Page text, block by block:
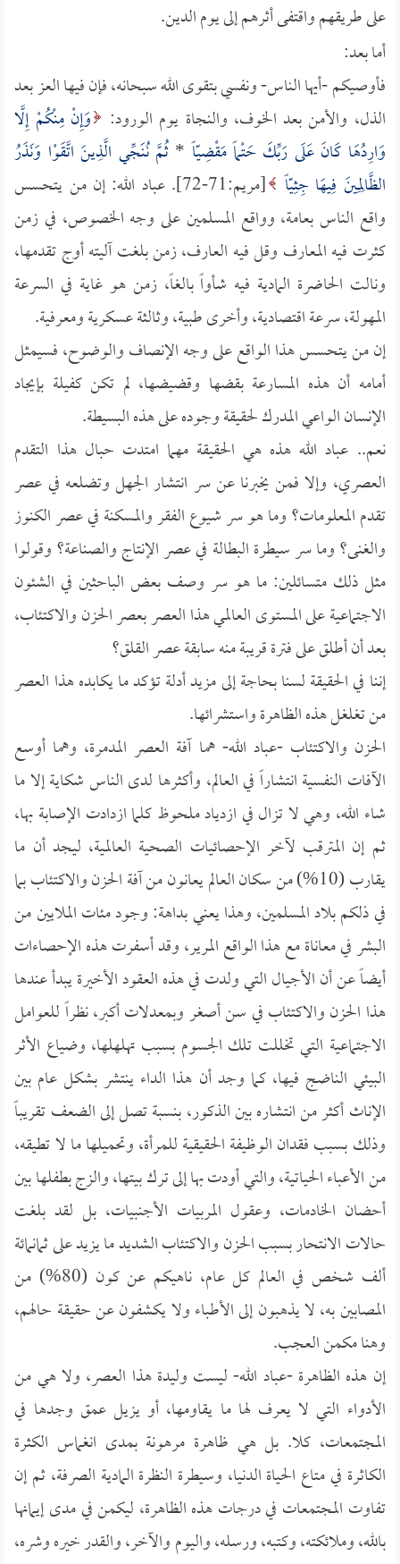
على طريقهم واقتفى أثرهم إلى يوم الدين.
أما بعد:
فأوصيكم -أيها الناس- ونفسي بتقوى الله سبحانه، فإن فيها العز بعد
الذل، والأمن بعد الخوف، والنجاة يوم الورود: وَإِنْ مِنْكُمْ إِلَّا
وَارِدُهَا كَانَ عَلَى رَبِّكَ حَتْماً مَقْضِيّاً*ثُمَّ نُنَجِّي الَّذِينَ اتَّقَوْا وَنَذَرُ
الظَّالِمِينَ فِيهَا جِثِيّاً
[مريم:71-72]. عباد الله: إن من يتحسس
واقع الناس بعامة، وواقع المسلمين على وجه الخصوص، في زمن
كثرت فيه المعارف وقل فيه العارف، زمن بلغت آليته أوج تقدمها،
ونالت الحاضرة المادية فيه شأواً بالغاً، زمن هو غاية في السرعة
المهولة، سرعة اقتصادية، وأخرى طبية، وثالثة عسكرية ومعرفية.
إن من يتحسس هذا الواقع على وجه الإنصاف والوضوح، فسيمثل
أمامه أن هذه المسارعة بقضها وقضيضها، لم تكن كفيلة بإيجاد
الإنسان الواعي المدرك لحقيقة وجوده على هذه البسيطة.
نعم.. عباد الله هذه هي الحقيقة مهما امتدت حبال هذا التقدم
العصري، وإلا فمن يخبرنا عن سر انتشار الجهل وتضلعه في عصر
تقدم المعلومات؟ وما هو سر شيوع الفقر والمسكنة في عصر الكنوز
والغنى؟ وما سر سيطرة البطالة في عصر الإنتاج والصناعة؟ وقولوا
مثل ذلك متسائلين: ما هو سر وصف بعض الباحثين في الشئون
الاجتماعية على المستوى العالمي هذا العصر بعصر الحزن والاكتئاب،
بعد أن أطلق على فترة قريبة منه سابقة عصر القلق؟
إننا في الحقيقة لسنا بحاجة إلى مزيد أدلة تؤكد ما يكابده هذا العصر
من تغلغل هذه الظاهرة واستشرائها.
الحزن والاكتئاب -عباد الله- هما آفة العصر المدمرة، وهما أوسع
الآفات النفسية انتشاراً في العالم، وأكثرها لدى الناس شكاية إلا ما
شاء الله، وهي لا تزال في ازدياد ملحوظ كلما ازدادت الإصابة بها،
ثم إن المترقب لآخر الإحصائيات الصحية العالمية، ليجد أن ما
يقارب (10%) من سكان العالم يعانون من آفة الحزن والاكتئاب بما
في ذلكم بلاد المسلمين، وهذا يعني بداهة: وجود مئات الملايين من
البشر في معاناة مع هذا الواقع المرير، وقد أسفرت هذه الإحصاءات
أيضاً عن أن الأجيال التي ولدت في هذه العقود الأخيرة يبدأ عندها
هذا الحزن والاكتئاب في سن أصغر وبمعدلات أكبر، نظراً للعوامل
الاجتماعية التي تخللت تلك الجسوم بسبب تهلهلها، وضياع الأثر
البيئي الناضج فيها، كما وجد أن هذا الداء ينتشر بشكل عام بين
الإناث أكثر من انتشاره بين الذكور، بنسبة تصل إلى الضعف تقريباً
وذلك بسبب فقدان الوظيفة الحقيقية للمرأة، وتحميلها ما لا تطيقه،
من الأعباء الحياتية، والتي أودت بها إلى ترك بيتها، والزج بطفلها بين
أحضان الخادمات، وعقول المربيات الأجنبيات، بل لقد بلغت
حالات الانتحار بسبب الحزن والاكتئاب الشديد ما يزيد على ثمانمائة
ألف شخص في العالم كل عام، ناهيكم عن كون (80%) من
المصابين به، لا يذهبون إلى الأطباء ولا يكشفون عن حقيقة حالهم،
وهنا مكمن العجب.
إن هذه الظاهرة -عباد الله- ليست وليدة هذا العصر، ولا هي من
الأدواء التي لا يعرف لها ما يقاومها، أو يزيل عمق وجدها في
المجتمعات، كلا. بل هي ظاهرة مرهونة بمدى انغماس الكثرة
الكاثرة في متاع الحياة الدنيا، وسيطرة النظرة المادية الصرفة، ثم إن
تفاوت المجتمعات في درجات هذه الظاهرة، ليكمن في مدى إيمانها
بالله، وملائكته، وكتبه، ورسله، واليوم والآخر، والقدر خيره وشره،